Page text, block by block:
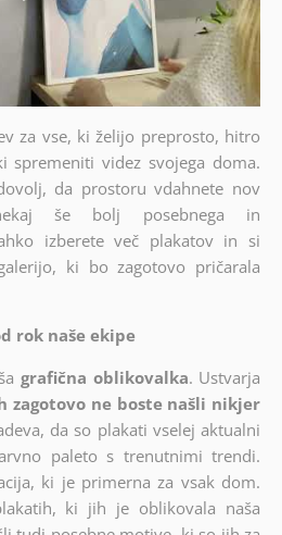
za vse, ki želijo preprosto, hitro
spremeniti videz svojega doma.
da prostoru vdahnete nov
še bolj posebnega in
izberete več plakatov in si
ki bo zagotovo pričarala
rok naše ekipe
grafična oblikovalka. Ustvarja
zagotovo ne boste našli nikjer
da so plakati vselej aktualni
paleto s trenutnimi trendi.
ki je primerna za vsak dom.
ki jih je oblikovala naša